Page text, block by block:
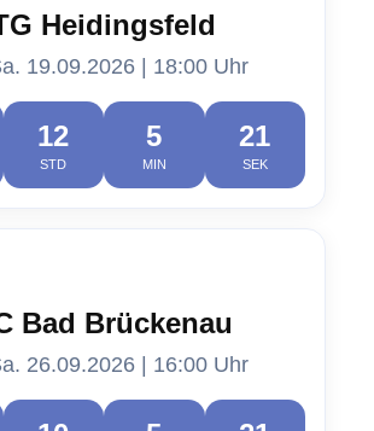
Heidingsfeld
19.09.2026 | 18:00 Uhr
12
STD
5
MIN
21
SEK
Bad Brückenau
26.09.2026 | 16:00 Uhr